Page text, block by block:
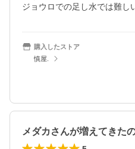
ジョウロでの足し水では難し
購入したストア
慎屋.